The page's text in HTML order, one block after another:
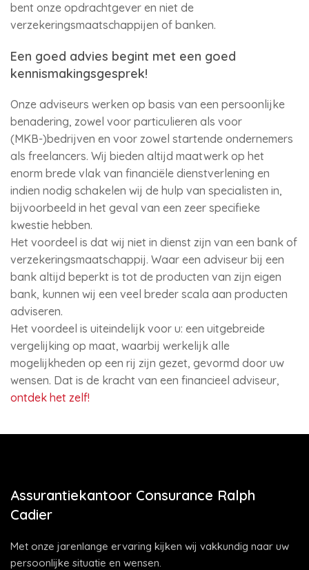
bent onze opdrachtgever en niet de
verzekeringsmaatschappijen of banken.
Een goed advies begint met een goed
kennismakingsgesprek!
Onze adviseurs werken op basis van een persoonlijke
benadering, zowel voor particulieren als voor
(MKB-)bedrijven en voor zowel startende ondernemers
als freelancers. Wij bieden altijd maatwerk op het
enorm brede vlak van financiële dienstverlening en
indien nodig schakelen wij de hulp van specialisten in,
bijvoorbeeld in het geval van een zeer specifieke
kwestie hebben.
Het voordeel is dat wij niet in dienst zijn van een bank of
verzekeringsmaatschappij. Waar een adviseur bij een
bank altijd beperkt is tot de producten van zijn eigen
bank, kunnen wij een veel breder scala aan producten
adviseren.
Het voordeel is uiteindelijk voor u: een uitgebreide
vergelijking op maat, waarbij werkelijk alle
mogelijkheden op een rij zijn gezet, gevormd door uw
wensen. Dat is de kracht van een financieel adviseur,
ontdek het zelf!
Assurantiekantoor Consurance Ralph
Cadier
Met onze jarenlange ervaring kijken wij vakkundig naar uw
persoonlijke situatie en wensen.